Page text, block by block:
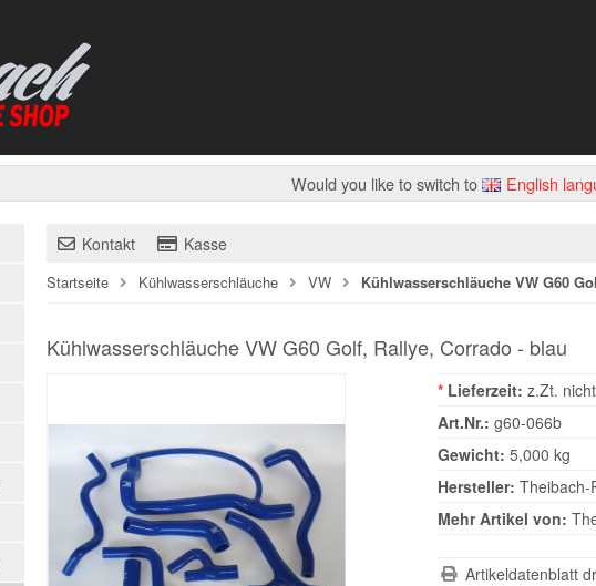
Would you like to switch to English
Kontakt Kasse
Startseite Kühlwasserschläuche VW Kühlwasserschläuche VW G60
Kühlwasserschläuche VW G60 Golf, Rallye, Corrado - blau
* Lieferzeit: z.Zt.
Art.Nr.: g60-066b
Gewicht: 5,000 kg
Hersteller: Theibach-
Mehr Artikel von:
Artikeldatenblatt